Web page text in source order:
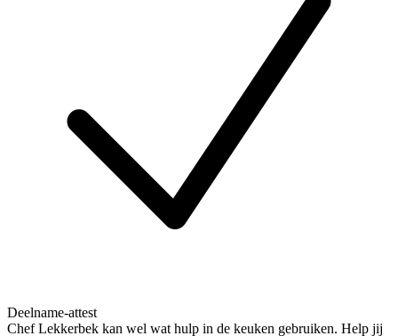
Deelname-attest
Chef Lekkerbek kan wel wat hulp in de keuken gebruiken. Help jij